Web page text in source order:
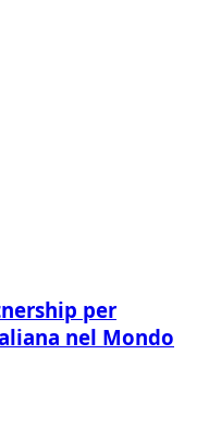
per
nel Mondo